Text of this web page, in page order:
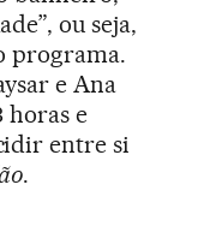
ou seja,
programa.
e Ana
horas e
entre si
.